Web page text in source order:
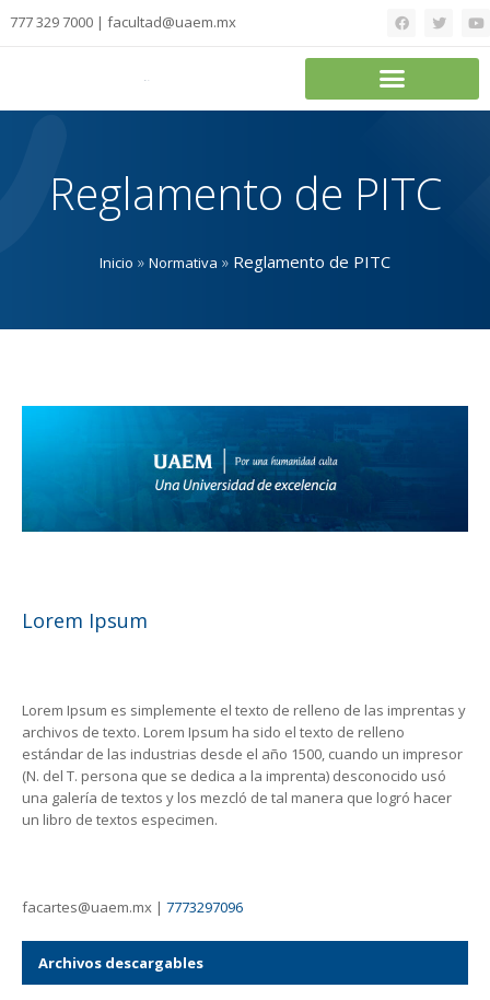
777 329 7000 | facultad@uaem.mx
Reglamento de PITC
Inicio » Normativa » Reglamento de PITC
Lorem Ipsum
Lorem Ipsum es simplemente el texto de relleno de las imprentas y
archivos de texto. Lorem Ipsum ha sido el texto de relleno
estándar de las industrias desde el año 1500, cuando un impresor
(N. del T. persona que se dedica a la imprenta) desconocido usó
una galería de textos y los mezcló de tal manera que logró hacer
un libro de textos especimen.
facartes@uaem.mx | 7773297096
Archivos descargables